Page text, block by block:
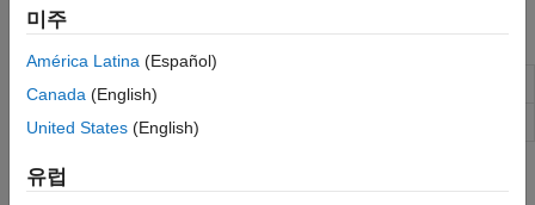
다운링크 제어 정보
함수
nrDCIDecode Decode downlink control information (DCI)
도움말 항목
미주
América Latina (Español)
Canada (English)
United States (English)
유럽